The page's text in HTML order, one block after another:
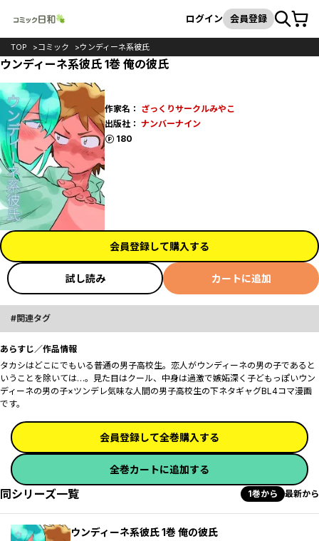
検索
ログイン 会員登録カート
TOP コミック ウンディーネ系彼氏
ウンディーネ系彼氏 1巻 俺の彼氏
作家名： ざっくりサークルみやこ
出版社： ナンバーナイン
180
ポイント
会員登録して購入する
試し読み カートに追加
関連タグ
あらすじ／作品情報
タカシはどこにでもいる普通の男子高校生。恋人がウンディーネの男の子であると
いうことを除いては…。見た目はクール、中身は過激で嫉妬深く子どもっぽいウン
ディーネの男の子×ツンデレ気味な人間の男子高校生の下ネタギャグBL4コマ漫画
です。
会員登録して全巻購入する
全巻カートに追加する
同シリーズ一覧 1巻から 最新から
ウンディーネ系彼氏 1巻 俺の彼氏